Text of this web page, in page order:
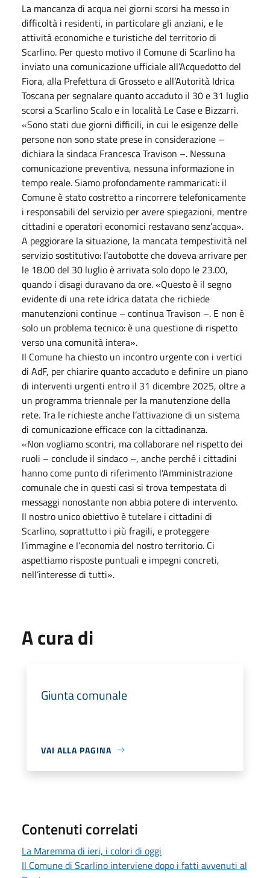
La mancanza di acqua nei giorni scorsi ha messo in
difficoltà i residenti, in particolare gli anziani, e le
attività economiche e turistiche del territorio di
Scarlino. Per questo motivo il Comune di Scarlino ha
inviato una comunicazione ufficiale all’Acquedotto del
Fiora, alla Prefettura di Grosseto e all’Autorità Idrica
Toscana per segnalare quanto accaduto il 30 e 31 luglio
scorsi a Scarlino Scalo e in località Le Case e Bizzarri.
«Sono stati due giorni difficili, in cui le esigenze delle
persone non sono state prese in considerazione –
dichiara la sindaca Francesca Travison –. Nessuna
comunicazione preventiva, nessuna informazione in
tempo reale. Siamo profondamente rammaricati: il
Comune è stato costretto a rincorrere telefonicamente
i responsabili del servizio per avere spiegazioni, mentre
cittadini e operatori economici restavano senz’acqua».
A peggiorare la situazione, la mancata tempestività nel
servizio sostitutivo: l’autobotte che doveva arrivare per
le 18.00 del 30 luglio è arrivata solo dopo le 23.00,
quando i disagi duravano da ore. «Questo è il segno
evidente di una rete idrica datata che richiede
manutenzioni continue – continua Travison –. E non è
solo un problema tecnico: è una questione di rispetto
verso una comunità intera».
Il Comune ha chiesto un incontro urgente con i vertici
di AdF, per chiarire quanto accaduto e definire un piano
di interventi urgenti entro il 31 dicembre 2025, oltre a
un programma triennale per la manutenzione della
rete. Tra le richieste anche l’attivazione di un sistema
di comunicazione efficace con la cittadinanza.
«Non vogliamo scontri, ma collaborare nel rispetto dei
ruoli – conclude il sindaco –, anche perché i cittadini
hanno come punto di riferimento l’Amministrazione
comunale che in questi casi si trova tempestata di
messaggi nonostante non abbia potere di intervento.
Il nostro unico obiettivo è tutelare i cittadini di
Scarlino, soprattutto i più fragili, e proteggere
l’immagine e l’economia del nostro territorio. Ci
aspettiamo risposte puntuali e impegni concreti,
nell’interesse di tutti».
A cura di
Giunta comunale
VAI ALLA PAGINA
Contenuti correlati
La Maremma di ieri, i colori di oggi
Il Comune di Scarlino interviene dopo i fatti avvenuti al